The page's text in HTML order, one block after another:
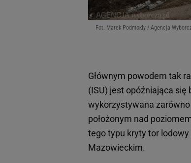
Fot. Marek Podmokły / Agencja
Głównym powodem tak
(ISU) jest opóźniająca
wykorzystywana zarówno
położonym nad
tego typu kryty tor lodowy
Mazowieckim.